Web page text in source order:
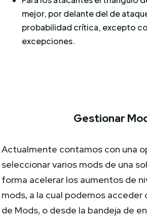
mejor, por delante del de
probabilidad crítica, excepto
excepciones.
Gestionar
Actualmente contamos con una
seleccionar varios mods de una
forma acelerar los aumentos de
mods, a la cual podemos acceder
de Mods, o desde la bandeja de